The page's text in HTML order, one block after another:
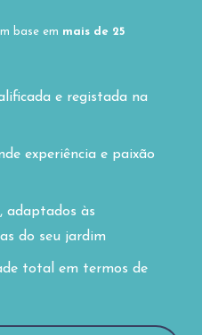
base em mais de 25
e registada na
experiência e paixão
adaptados às
do seu jardim
total em termos de